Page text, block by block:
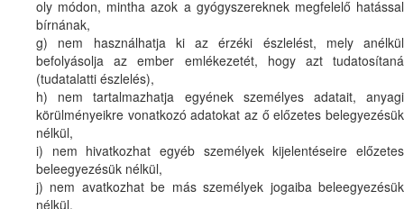
oly módon, mintha azok a gyógyszereknek megfelelő hatással
bírnának,
g) nem használhatja ki az érzéki észlelést, mely anélkül
befolyásolja az ember emlékezetét, hogy azt tudatosítaná
(tudatalatti észlelés),
h) nem tartalmazhatja egyének személyes adatait, anyagi
körülményeikre vonatkozó adatokat az ő előzetes belegyezésük
nélkül,
i) nem hivatkozhat egyéb személyek kijelentéseire előzetes
beleegyezésük nélkül,
j) nem avatkozhat be más személyek jogaiba beleegyezésük
nélkül,